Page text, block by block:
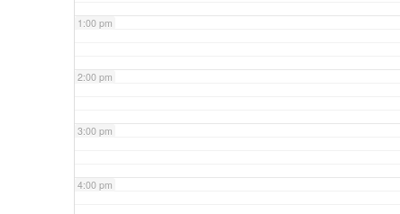
1:00 pm
2:00 pm
3:00 pm
4:00 pm